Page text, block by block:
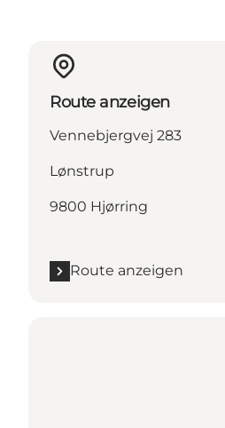
Route anzeigen
Vennebjergvej 283
Lønstrup
9800 Hjørring
Route anzeigen